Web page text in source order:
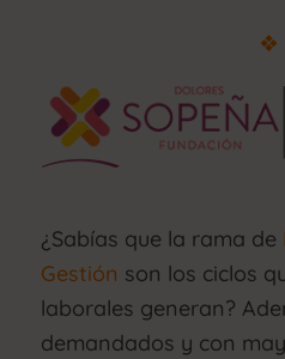
❖
¿Sabías que la rama de
Gestión son los ciclos
laborales generan?
demandados y con